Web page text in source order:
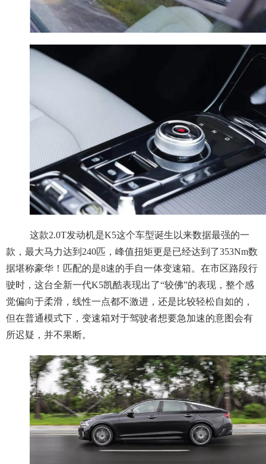
这款2.0T发动机是K5这个车型诞生以来数据最强的一
款，最大马力达到240匹，峰值扭矩更是已经达到了353Nm数
据堪称豪华！匹配的是8速的手自一体变速箱。在市区路段行
驶时，这台全新一代K5凯酷表现出了“较佛”的表现，整个感
觉偏向于柔滑，线性一点都不激进，还是比较轻松自如的，
但在普通模式下，变速箱对于驾驶者想要急加速的意图会有
所迟疑，并不果断。